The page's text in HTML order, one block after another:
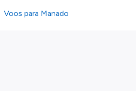
Voos para Manado